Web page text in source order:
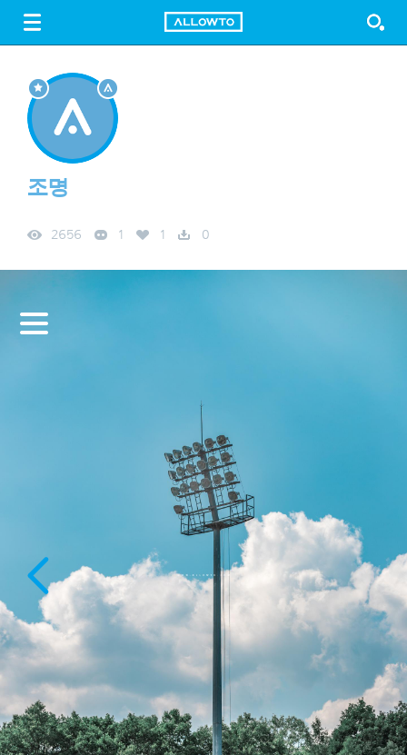
FREE DOWNLOAD
조명
2656 1 1 0